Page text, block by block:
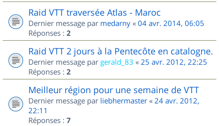
Raid VTT traversée Atlas - Maroc
Dernier message par medarny « 04 avr. 2014, 06:05
Réponses : 2
Raid VTT 2 jours à la Pentecôte en catalogne.
Dernier message par gerald_83 « 25 avr. 2012, 22:25
Réponses : 2
Meilleur région pour une semaine de VTT
Dernier message par liebhermaster « 24 avr. 2012,
22:11
Réponses : 7